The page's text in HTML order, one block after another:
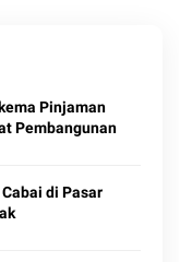
Pinjaman
Pembangunan
di Pasar